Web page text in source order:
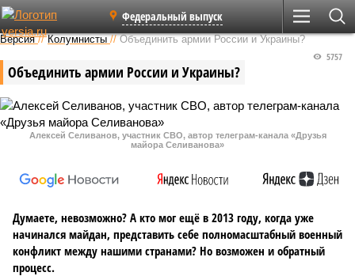
Федеральный выпуск
Версия //Колумнисты //Объединить армии России и Украины?
Объединить армии России и Украины?
5757
Алексей Селиванов, участник СВО, автор телеграм-канала «Друзья
майора Селиванова»
Думаете, невозможно? А кто мог ещё в 2013 году, когда уже
начинался майдан, представить себе полномасштабный военный
конфликт между нашими странами? Но возможен и обратный
процесс.